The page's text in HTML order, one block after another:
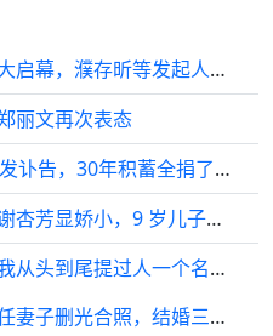
第七届大凉山戏剧节立冬盛大启幕，濮存昕等发起人集体登台
丽文再次表态
98版沙僧刘大刚去世，儿子发讣告，30年积蓄全捐了，最后露面曝光
林丹西班牙庆生画面：同框谢杏芳显娇小，9 岁儿子举动看哭网友
赵樱子回应与张康乐绯闻：我从头到尾提过人一个名字吗？
钟欣潼前夫被曝婚变，第三任妻子删光合照，结婚三年育有俩子女